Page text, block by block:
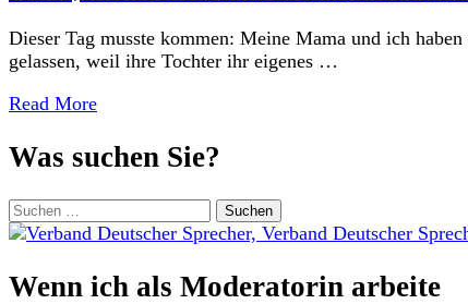
Dieser Tag musste kommen: Meine Mama und ich
gelassen, weil ihre Tochter ihr eigenes …
Read More
Was suchen Sie?
Suchen
nach:
Wenn ich als Moderatorin arbeite